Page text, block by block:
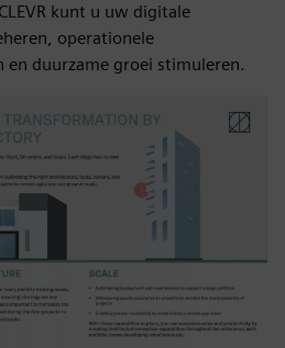
kunt u uw digitale
operationele
duurzame groei stimuleren.